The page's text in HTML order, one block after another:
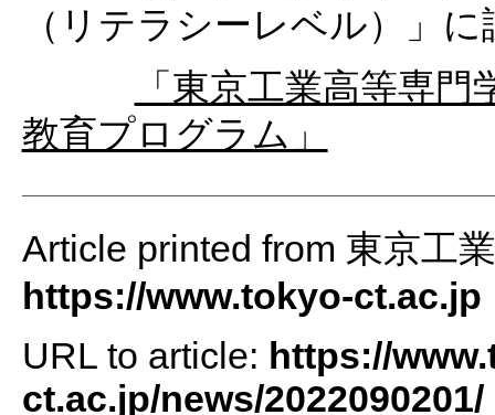
（リテラシーレベル）」
「東京工業高等専
教育プログラム」
Article printed from 東京工
https://www.tokyo-ct.ac.jp
URL to article: https://
ct.ac.jp/news/2022090201/